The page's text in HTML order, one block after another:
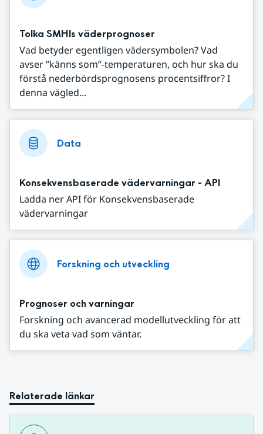
Tolka SMHIs väderprognoser
Vad betyder egentligen vädersymbolen? Vad
avser ”känns som”-temperaturen, och hur ska du
förstå nederbördsprognosens procentsiffror? I
denna vägled...
Data
Konsekvensbaserade vädervarningar - API
Ladda ner API för Konsekvensbaserade
vädervarningar
Forskning och utveckling
Prognoser och varningar
Forskning och avancerad modellutveckling för att
du ska veta vad som väntar.
Relaterade länkar